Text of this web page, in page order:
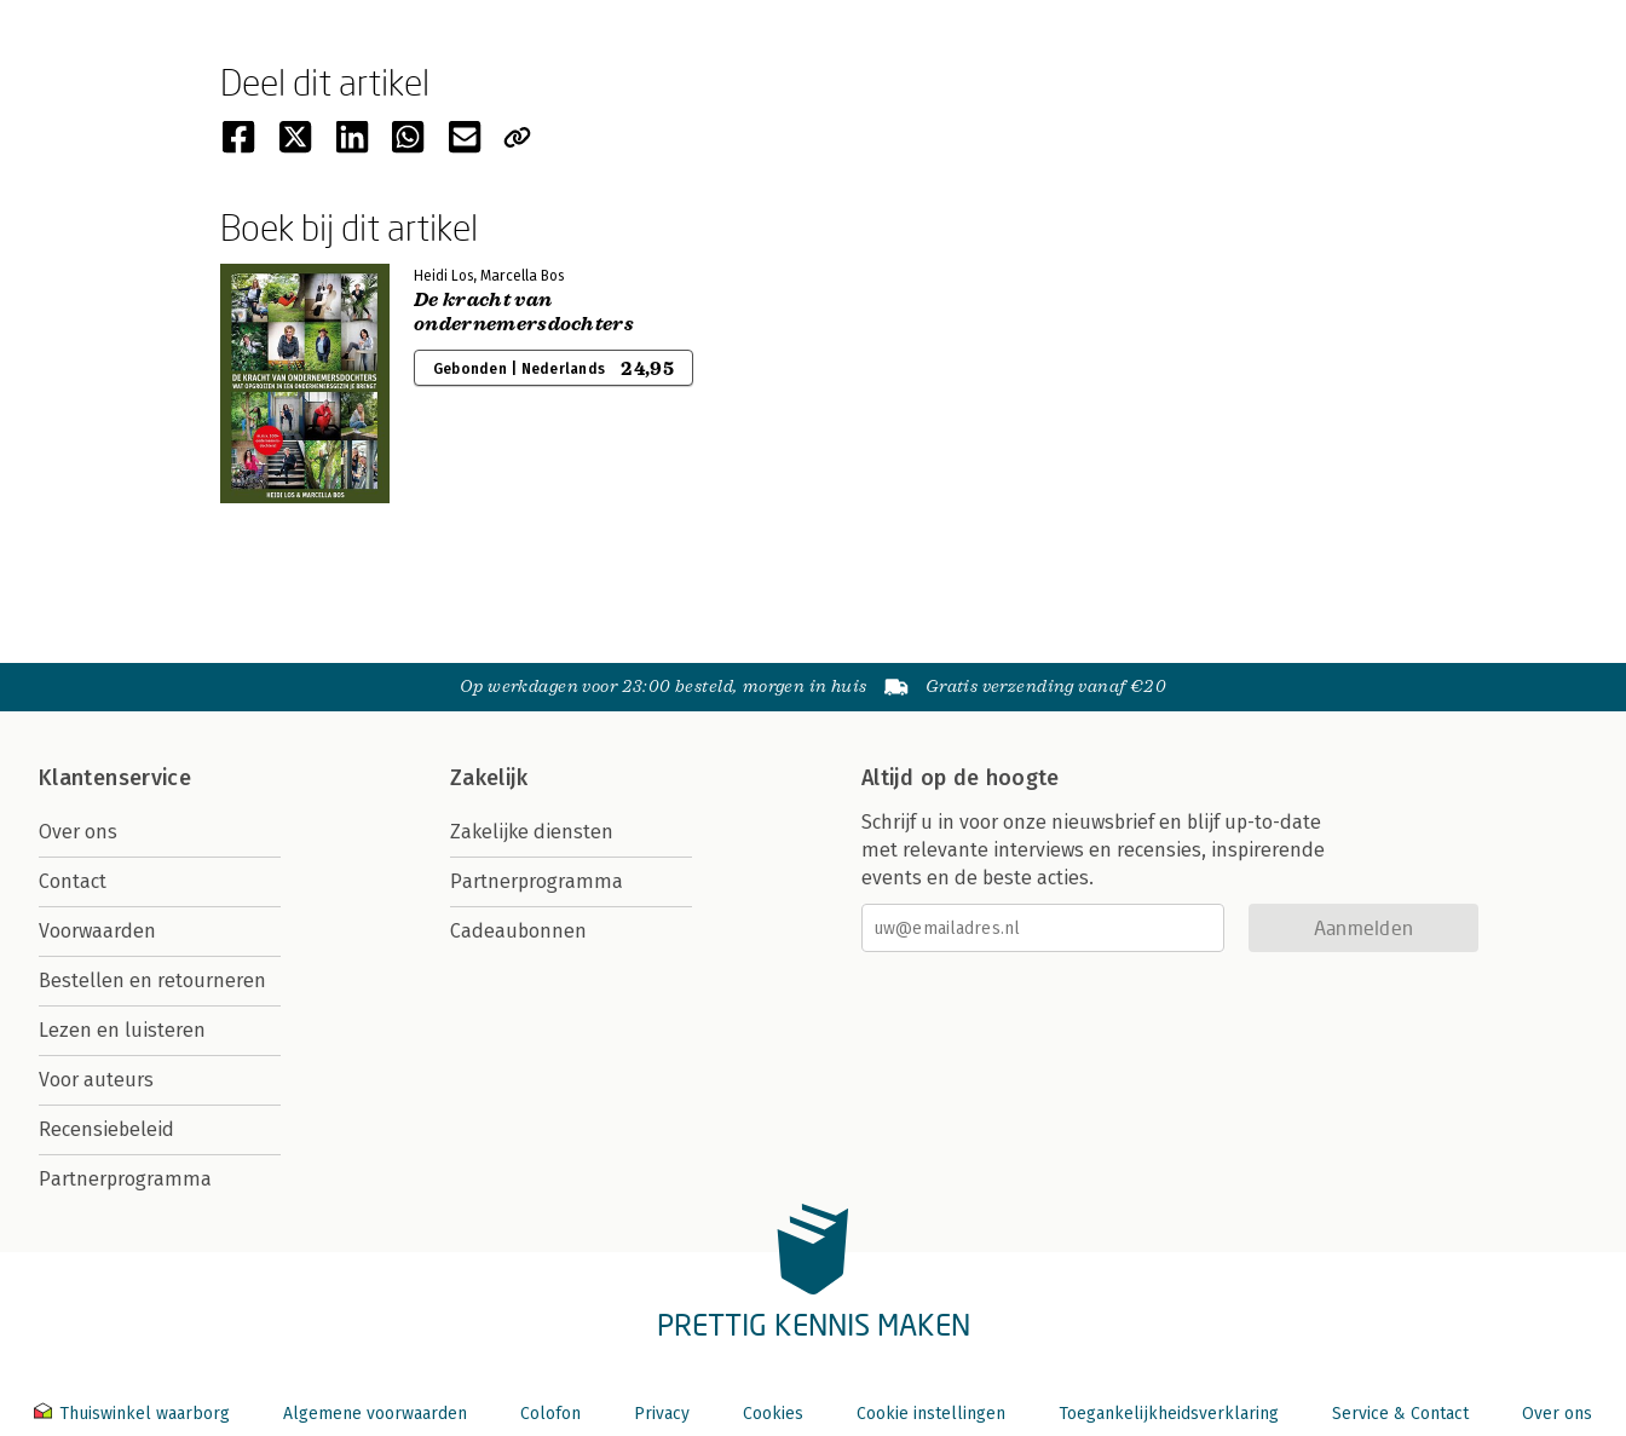
Deel dit artikel
Boek bij dit artikel
Heidi Los, Marcella Bos
De kracht van
ondernemersdochters
Gebonden | Nederlands 24,95
Op werkdagen voor 23:00 besteld, morgen in huis Gratis verzending vanaf €20
Klantenservice
Over ons
Contact
Voorwaarden
Bestellen en retourneren
Lezen en luisteren
Voor auteurs
Recensiebeleid
Partnerprogramma
Zakelijk
Zakelijke diensten
Partnerprogramma
Cadeaubonnen
Altijd op de hoogte
Schrijf u in voor onze nieuwsbrief en blijf up-to-date
met relevante interviews en recensies, inspirerende
events en de beste acties.
Aanmelden
PRETTIG KENNIS MAKEN
Thuiswinkel waarborg Algemene voorwaarden Colofon Privacy Cookies Cookie instellingen Toegankelijkheidsverklaring Service & Contact Over ons